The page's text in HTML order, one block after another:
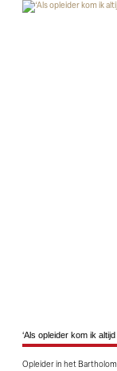
‘Als opleider kom ik
Opleider in het